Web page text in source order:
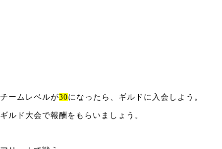
チームレベルが30になったら、ギルドに入会しよう。
ギルド大会で報酬をもらいましょう。